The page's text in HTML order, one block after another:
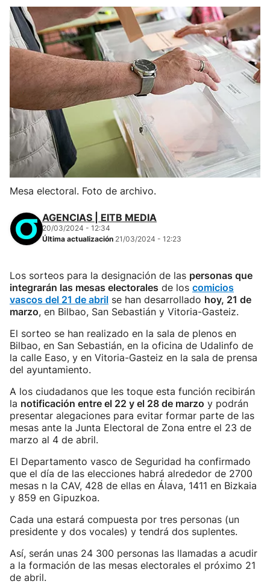
Mesa electoral. Foto de archivo.
AGENCIAS | EITB MEDIA
20/03/2024 - 12:34
Última actualización 21/03/2024 - 12:23
Los sorteos para la designación de las personas que
integrarán las mesas electorales de los comicios
vascos del 21 de abril se han desarrollado hoy, 21 de
marzo, en Bilbao, San Sebastián y Vitoria-Gasteiz.
El sorteo se han realizado en la sala de plenos en
Bilbao, en San Sebastián, en la oficina de Udalinfo de
la calle Easo, y en Vitoria-Gasteiz en la sala de prensa
del ayuntamiento.
A los ciudadanos que les toque esta función recibirán
la notificación entre el 22 y el 28 de marzo y podrán
presentar alegaciones para evitar formar parte de las
mesas ante la Junta Electoral de Zona entre el 23 de
marzo al 4 de abril.
El Departamento vasco de Seguridad ha confirmado
que el día de las elecciones habrá alrededor de 2700
mesas n la CAV, 428 de ellas en Álava, 1411 en Bizkaia
y 859 en Gipuzkoa.
Cada una estará compuesta por tres personas (un
presidente y dos vocales) y tendrá dos suplentes.
Así, serán unas 24 300 personas las llamadas a acudir
a la formación de las mesas electorales el próximo 21
de abril.